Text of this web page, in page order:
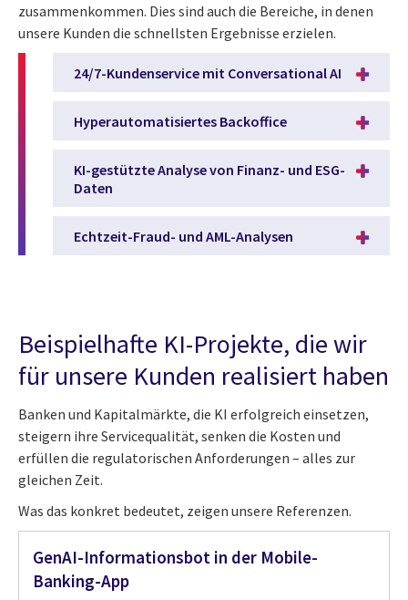
zusammenkommen. Dies sind auch die Bereiche, in denen
unsere Kunden die schnellsten Ergebnisse erzielen.
24/7-Kundenservice mit Conversational AI
Hyperautomatisiertes Backoffice
KI-gestützte Analyse von Finanz- und ESG-
Daten
Echtzeit-Fraud- und AML-Analysen
Beispielhafte KI-Projekte, die wir
für unsere Kunden realisiert haben
Banken und Kapitalmärkte, die KI erfolgreich einsetzen,
steigern ihre Servicequalität, senken die Kosten und
erfüllen die regulatorischen Anforderungen – alles zur
gleichen Zeit.
Was das konkret bedeutet, zeigen unsere Referenzen.
GenAI-Informationsbot in der Mobile-
Banking-App